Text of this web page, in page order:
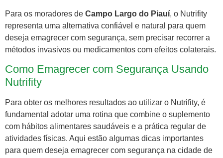
Para os moradores de Campo Largo do Piauí, o Nutrifity
representa uma alternativa confiável e natural para quem
deseja emagrecer com segurança, sem precisar recorrer a
métodos invasivos ou medicamentos com efeitos colaterais.
Como Emagrecer com Segurança Usando
Nutrifity
Para obter os melhores resultados ao utilizar o Nutrifity, é
fundamental adotar uma rotina que combine o suplemento
com hábitos alimentares saudáveis e a prática regular de
atividades físicas. Aqui estão algumas dicas importantes
para quem deseja emagrecer com segurança na cidade de